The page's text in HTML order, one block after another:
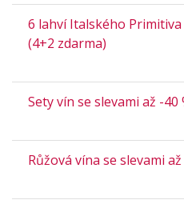
6 lahví Italského
(4+2 zdarma)
Sety vín se slevami až -40
Růžová vína se slevami až